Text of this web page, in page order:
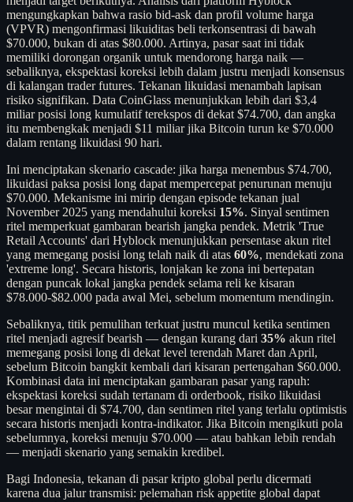
mengungkapkan bahwa rasio bid-ask dan profil volume harga
(VPVR) mengonfirmasi likuiditas beli terkonsentrasi di bawah
$70.000, bukan di atas $80.000. Artinya, pasar saat ini tidak
memiliki dorongan organik untuk mendorong harga naik —
sebaliknya, ekspektasi koreksi lebih dalam justru menjadi konsensus
di kalangan trader futures. Tekanan likuidasi menambah lapisan
risiko signifikan. Data CoinGlass menunjukkan lebih dari $3,4
miliar posisi long kumulatif terekspos di dekat $74.700, dan angka
itu membengkak menjadi $11 miliar jika Bitcoin turun ke $70.000
dalam rentang likuidasi 90 hari.
Ini menciptakan skenario cascade: jika harga menembus $74.700,
likuidasi paksa posisi long dapat mempercepat penurunan menuju
$70.000. Mekanisme ini mirip dengan episode tekanan jual
November 2025 yang mendahului koreksi 15%. Sinyal sentimen
ritel memperkuat gambaran bearish jangka pendek. Metrik 'True
Retail Accounts' dari Hyblock menunjukkan persentase akun ritel
yang memegang posisi long telah naik di atas 60%, mendekati zona
'extreme long'. Secara historis, lonjakan ke zona ini bertepatan
dengan puncak lokal jangka pendek selama reli ke kisaran
$78.000-$82.000 pada awal Mei, sebelum momentum mendingin.
Sebaliknya, titik pemulihan terkuat justru muncul ketika sentimen
ritel menjadi agresif bearish — dengan kurang dari 35% akun ritel
memegang posisi long di dekat level terendah Maret dan April,
sebelum Bitcoin bangkit kembali dari kisaran pertengahan $60.000.
Kombinasi data ini menciptakan gambaran pasar yang rapuh:
ekspektasi koreksi sudah tertanam di orderbook, risiko likuidasi
besar mengintai di $74.700, dan sentimen ritel yang terlalu optimistis
secara historis menjadi kontra-indikator. Jika Bitcoin mengikuti pola
sebelumnya, koreksi menuju $70.000 — atau bahkan lebih rendah
— menjadi skenario yang semakin kredibel.
Bagi Indonesia, tekanan di pasar kripto global perlu dicermati
karena dua jalur transmisi: pelemahan risk appetite global dapat